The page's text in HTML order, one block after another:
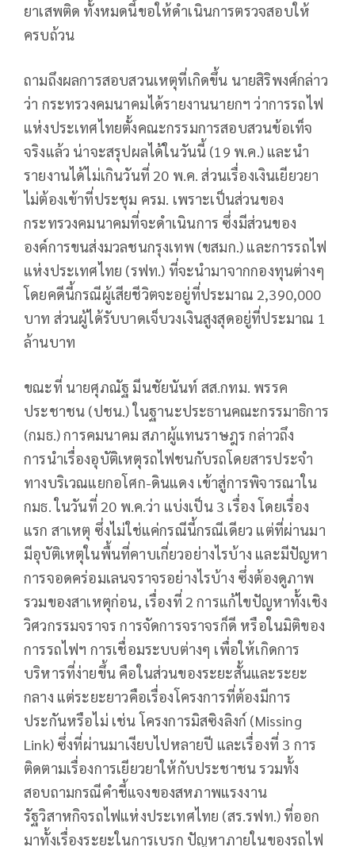
ยาเสพติด ทั้งหมดนี้ขอให้ดำเนินการตรวจสอบให้
ครบถ้วน
ถามถึงผลการสอบสวนเหตุที่เกิดขึ้น นายสิริพงศ์กล่าว
ว่า กระทรวงคมนาคมได้รายงานนายกฯ ว่าการรถไฟ
แห่งประเทศไทยตั้งคณะกรรมการสอบสวนข้อเท็จ
จริงแล้ว น่าจะสรุปผลได้ในวันนี้ (19 พ.ค.) และนำ
รายงานได้ไม่เกินวันที่ 20 พ.ค. ส่วนเรื่องเงินเยียวยา
ไม่ต้องเข้าที่ประชุม ครม. เพราะเป็นส่วนของ
กระทรวงคมนาคมที่จะดำเนินการ ซึ่งมีส่วนของ
องค์การขนส่งมวลชนกรุงเทพ (ขสมก.) และการรถไฟ
แห่งประเทศไทย (รฟท.) ที่จะนำมาจากกองทุนต่างๆ
โดยคดีนี้กรณีผู้เสียชีวิตจะอยู่ที่ประมาณ 2,390,000
บาท ส่วนผู้ได้รับบาดเจ็บวงเงินสูงสุดอยู่ที่ประมาณ 1
ล้านบาท
ขณะที่ นายศุภณัฐ มีนชัยนันท์ สส.กทม. พรรค
ประชาชน (ปชน.) ในฐานะประธานคณะกรรมาธิการ
(กมธ.) การคมนาคม สภาผู้แทนราษฎร กล่าวถึง
การนำเรื่องอุบัติเหตุรถไฟชนกับรถโดยสารประจำ
ทางบริเวณแยกอโศก-ดินแดง เข้าสู่การพิจารณาใน
กมธ. ในวันที่ 20 พ.ค.ว่า แบ่งเป็น 3 เรื่อง โดยเรื่อง
แรก สาเหตุ ซึ่งไม่ใช่แค่กรณีนี้กรณีเดียว แต่ที่ผ่านมา
มีอุบัติเหตุในพื้นที่คาบเกี่ยวอย่างไรบ้าง และมีปัญหา
การจอดคร่อมเลนจราจรอย่างไรบ้าง ซึ่งต้องดูภาพ
รวมของสาเหตุก่อน, เรื่องที่ 2 การแก้ไขปัญหาทั้งเชิง
วิศวกรรมจราจร การจัดการจราจรก็ดี หรือในมิติของ
การรถไฟฯ การเชื่อมระบบต่างๆ เพื่อให้เกิดการ
บริหารที่ง่ายขึ้น คือในส่วนของระยะสั้นและระยะ
กลาง แต่ระยะยาวคือเรื่องโครงการที่ต้องมีการ
ประกันหรือไม่ เช่น โครงการมิสซิงลิงก์ (Missing
Link) ซึ่งที่ผ่านมาเงียบไปหลายปี และเรื่องที่ 3 การ
ติดตามเรื่องการเยียวยาให้กับประชาชน รวมทั้ง
สอบถามกรณีคำชี้แจงของสหภาพแรงงาน
รัฐวิสาหกิจรถไฟแห่งประเทศไทย (สร.รฟท.) ที่ออก
มาทั้งเรื่องระยะในการเบรก ปัญหาภายในของรถไฟ